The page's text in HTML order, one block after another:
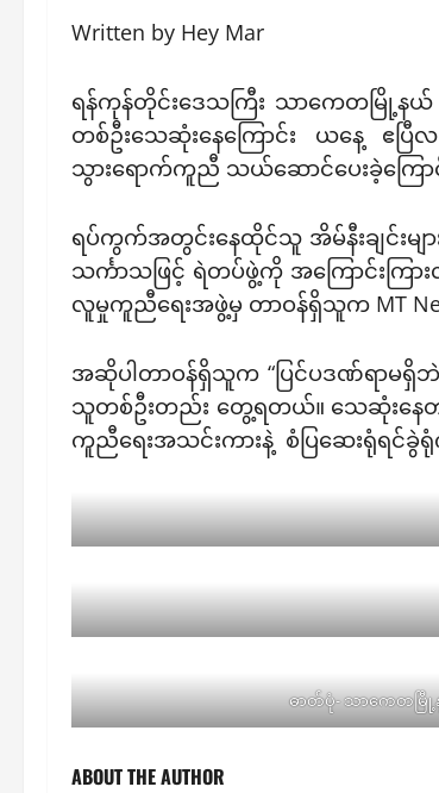
Written by Hey Mar
ရန်ကုန်တိုင်းဒေသကြီး သာကေတမြို့န
တစ်ဦးသေဆုံးနေကြောင်း ယနေ့ ဧ
သွားရောက်ကူညီ သယ်ဆောင်ပေးခဲ့ကြေ
ရပ်ကွက်အတွင်းနေထိုင်သူ အိမ်နီးချင်းမျာ
သင်္ကာသဖြင့် ရဲတပ်ဖွဲ့ကို အကြောင်းကြ
လူမှုကူညီရေးအဖွဲ့မှ တာဝန်ရှိသူက MT
အဆိုပါတာဝန်ရှိသူက “ပြင်ပဒဏ်ရာမ
သူတစ်ဦးတည်း တွေ့ရတယ်။ သေဆုံးနေတ
ကူညီရေးအသင်းကားနဲ့ စံပြဆေးရုံရ
ဓာတ်ပုံ- သာကေတမ
ABOUT THE AUTHOR